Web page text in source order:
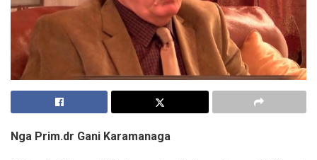
Nga Prim.dr Gani Karamanaga